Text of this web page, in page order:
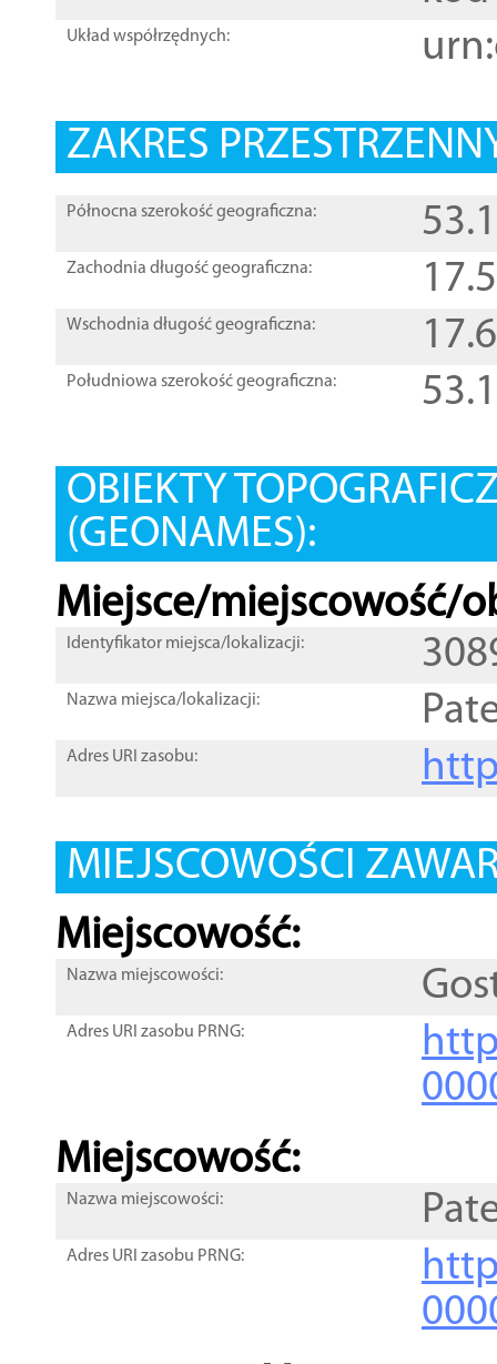
Układ współrzędnych:
ZAKRES
Północna szerokość geograficzna:
Zachodnia długość geograficzna:
Wschodnia długość geograficzna:
Południowa szerokość geograficzna:
OBIEKTY
(GEONAMES):
Miejsce/miejscowość/
Identyfikator miejsca/lokalizacji:
Nazwa miejsca/lokalizacji:
Adres URI zasobu:
MIEJSCOWOŚCI
Miejscowość:
Nazwa miejscowości:
Adres URI zasobu PRNG:
Miejscowość:
Nazwa miejscowości:
Adres URI zasobu PRNG: